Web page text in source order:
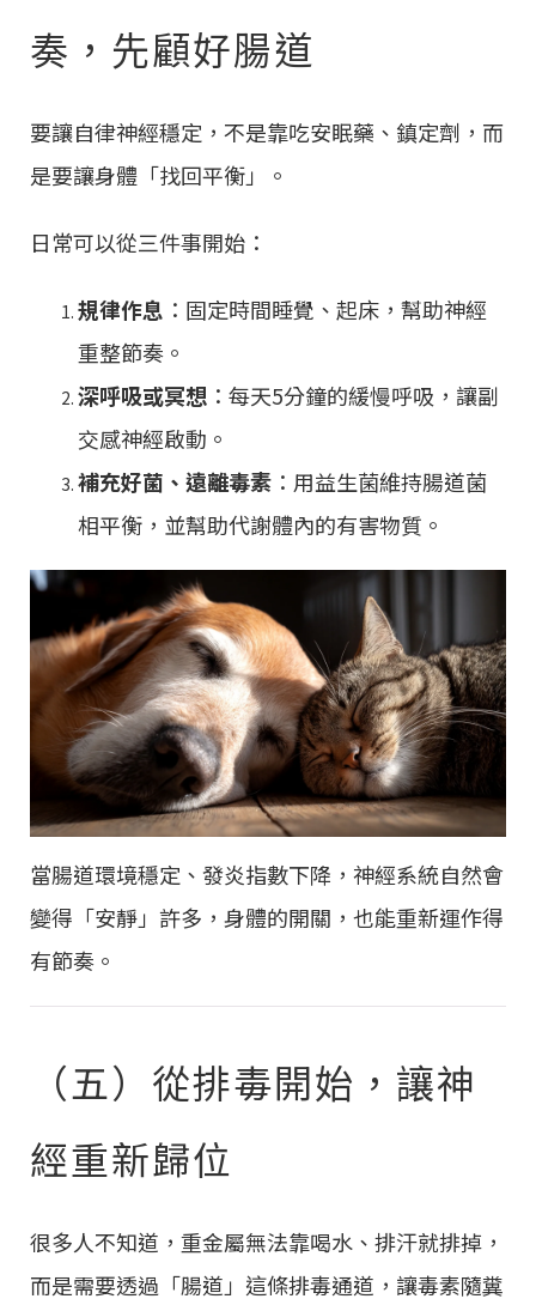
奏，先顧好腸道
要讓自律神經穩定，不是靠吃安眠藥、鎮定劑，而
是要讓身體「找回平衡」。
日常可以從三件事開始：
規律作息 ：固定時間睡覺、起床，幫助神經
重整節奏。
深呼吸或冥想 ：每天5分鐘的緩慢呼吸，讓副
交感神經啟動。
補充好菌、遠離毒素 ：用益生菌維持腸道菌
相平衡，並幫助代謝體內的有害物質。
當腸道環境穩定、發炎指數下降，神經系統自然會
變得「安靜」許多，身體的開關，也能重新運作得
有節奏。
（五）從排毒開始，讓神
經重新歸位
很多人不知道，重金屬無法靠喝水、排汗就排掉，
而是需要透過「腸道」這條排毒通道，讓毒素隨糞